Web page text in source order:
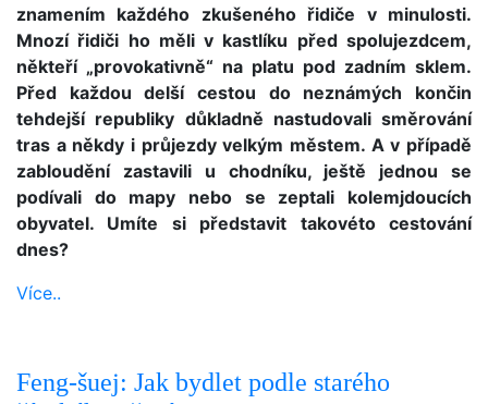
znamením každého zkušeného řidiče v minulosti.
Mnozí řidiči ho měli v kastlíku před spolujezdcem,
někteří „provokativně“ na platu pod zadním sklem.
Před každou delší cestou do neznámých končin
tehdejší republiky důkladně nastudovali směrování
tras a někdy i průjezdy velkým městem. A v případě
zabloudění zastavili u chodníku, ještě jednou se
podívali do mapy nebo se zeptali kolemjdoucích
obyvatel. Umíte si představit takovéto cestování
dnes?
Více..
Feng-šuej: Jak bydlet podle starého